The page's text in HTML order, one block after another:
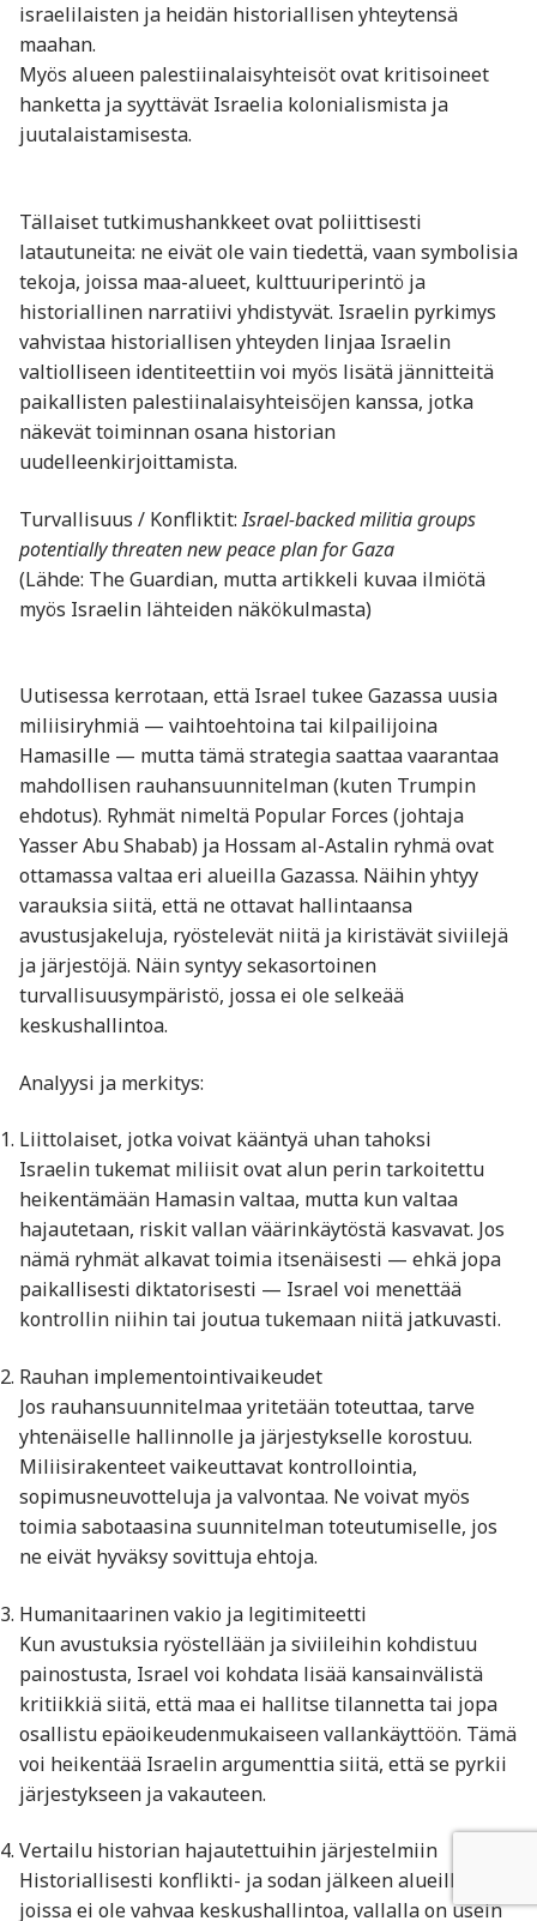
israelilaisten ja heidän historiallisen yhteytensä
maahan.
Myös alueen palestiinalaisyhteisöt ovat kritisoineet
hanketta ja syyttävät Israelia kolonialismista ja
juutalaistamisesta.
Tällaiset tutkimushankkeet ovat poliittisesti
latautuneita: ne eivät ole vain tiedettä, vaan symbolisia
tekoja, joissa maa-alueet, kulttuuriperintö ja
historiallinen narratiivi yhdistyvät. Israelin pyrkimys
vahvistaa historiallisen yhteyden linjaa Israelin
valtiolliseen identiteettiin voi myös lisätä jännitteitä
paikallisten palestiinalaisyhteisöjen kanssa, jotka
näkevät toiminnan osana historian
uudelleenkirjoittamista.
Turvallisuus / Konfliktit:Israel-backed militia groups
potentially threaten new peace plan for Gaza
(Lähde: The Guardian, mutta artikkeli kuvaa ilmiötä
myös Israelin lähteiden näkökulmasta)
Uutisessa kerrotaan, että Israel tukee Gazassa uusia
miliisiryhmiä — vaihtoehtoina tai kilpailijoina
Hamasille — mutta tämä strategia saattaa vaarantaa
mahdollisen rauhansuunnitelman (kuten Trumpin
ehdotus). Ryhmät nimeltä Popular Forces (johtaja
Yasser Abu Shabab) ja Hossam al-Astalin ryhmä ovat
ottamassa valtaa eri alueilla Gazassa. Näihin yhtyy
varauksia siitä, että ne ottavat hallintaansa
avustusjakeluja, ryöstelevät niitä ja kiristävät siviilejä
ja järjestöjä. Näin syntyy sekasortoinen
turvallisuusympäristö, jossa ei ole selkeää
keskushallintoa.
Analyysi ja merkitys:
Liittolaiset, jotka voivat kääntyä uhan tahoksi
Israelin tukemat miliisit ovat alun perin tarkoitettu
heikentämään Hamasin valtaa, mutta kun valtaa
hajautetaan, riskit vallan väärinkäytöstä kasvavat. Jos
nämä ryhmät alkavat toimia itsenäisesti — ehkä jopa
paikallisesti diktatorisesti — Israel voi menettää
kontrollin niihin tai joutua tukemaan niitä jatkuvasti.
Rauhan implementointivaikeudet
Jos rauhansuunnitelmaa yritetään toteuttaa, tarve
yhtenäiselle hallinnolle ja järjestykselle korostuu.
Miliisirakenteet vaikeuttavat kontrollointia,
sopimusneuvotteluja ja valvontaa. Ne voivat myös
toimia sabotaasina suunnitelman toteutumiselle, jos
ne eivät hyväksy sovittuja ehtoja.
Humanitaarinen vakio ja legitimiteetti
Kun avustuksia ryöstellään ja siviileihin kohdistuu
painostusta, Israel voi kohdata lisää kansainvälistä
kritiikkiä siitä, että maa ei hallitse tilannetta tai jopa
osallistu epäoikeudenmukaiseen vallankäyttöön. Tämä
voi heikentää Israelin argumenttia siitä, että se pyrkii
järjestykseen ja vakauteen.
Vertailu historian hajautettuihin järjestelmiin
Historiallisesti konflikti- ja sodan jälkeen alueilla,
joissa ei ole vahvaa keskushallintoa, vallalla on usein